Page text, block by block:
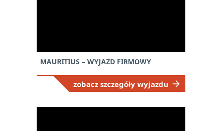
MAURITIUS – WYJAZD FIRMOWY
zobacz szczegóły wyjazdu